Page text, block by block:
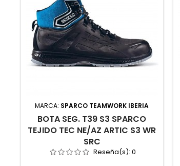
MARCA: SPARCO TEAMWORK IBERIA
BOTA SEG. T39 S3 SPARCO
TEJIDO TEC NE/AZ ARTIC S3 WR
SRC
Reseña(s):0